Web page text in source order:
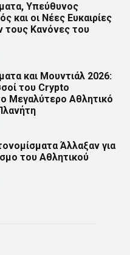
Υπεύθυνος
και οι Νέες Ευκαιρίες
τους Κανόνες του
και Μουντιάλ 2026:
του Crypto
Μεγαλύτερο Αθλητικό
Άλλαξαν για
του Αθλητικού